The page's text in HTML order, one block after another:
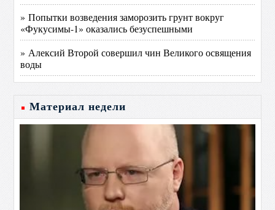
» Попытки возведения заморозить грунт вокруг
«Фукусимы-1» оказались безуспешными
» Алексий Второй совершил чин Великого освящения
воды
Материал недели